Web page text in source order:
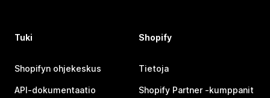
Tuki
Shopifyn ohjekeskus
API-dokumentaatio
Shopify
Tietoja
Shopify Partner ‑kumppanit